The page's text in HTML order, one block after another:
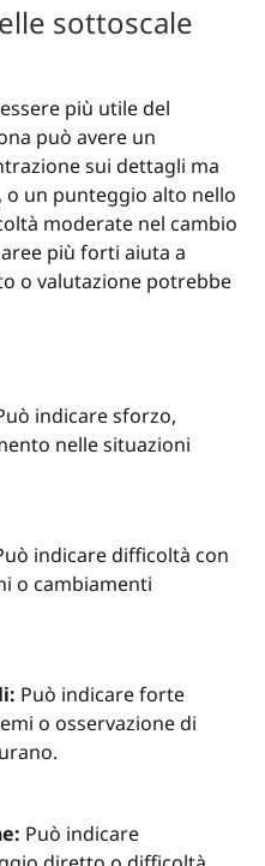
sottoscale
più utile del
può avere un
sui dettagli ma
o un punteggio alto nello
moderate nel cambio
più forti aiuta a
o valutazione potrebbe
indicare sforzo,
nelle situazioni
indicare difficoltà con
o cambiamenti
Può indicare forte
o osservazione di
Può indicare